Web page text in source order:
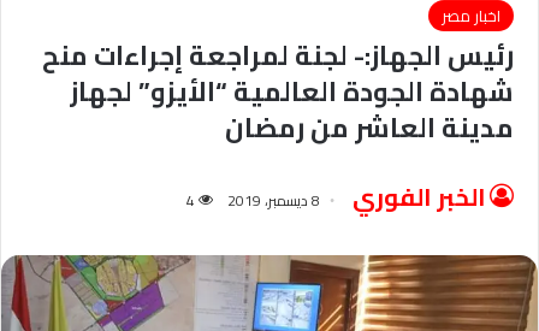
اخبار مصر
رئيس الجهاز:- لجنة لمراجعة إجراءات منح
شهادة الجودة العالمية “الأيزو” لجهاز
مدينة العاشر من رمضان
الخبر الفوري 8 ديسمبر، 2019 4